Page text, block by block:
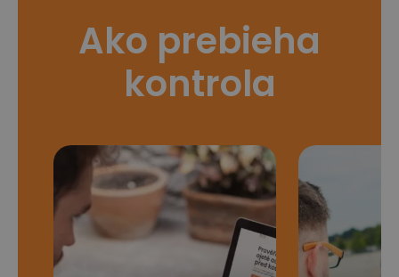
Ako prebieha
kontrola